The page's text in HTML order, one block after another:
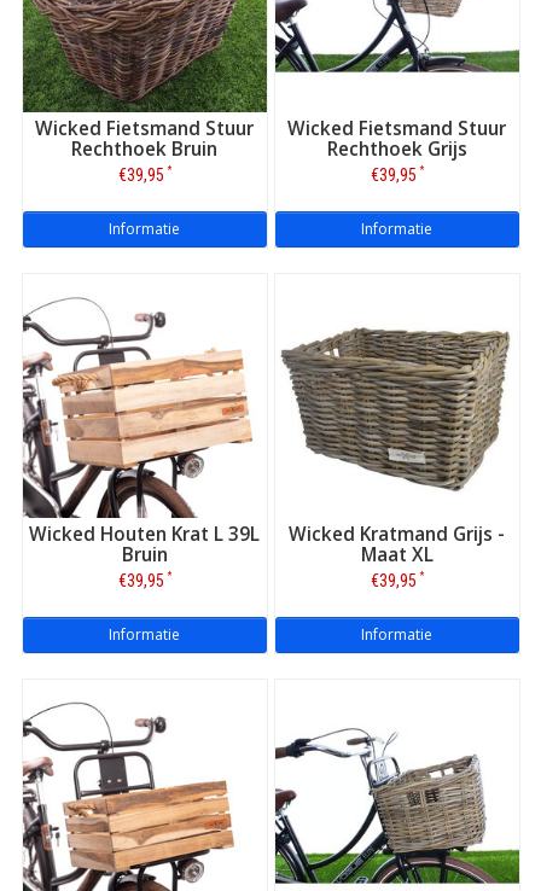
Wicked Fietsmand Stuur
Rechthoek Bruin
€39,95 *
Informatie
Wicked Fietsmand Stuur
Rechthoek Grijs
€39,95 *
Informatie
Wicked Houten Krat L 39L
Bruin
€39,95 *
Informatie
Wicked Kratmand Grijs -
Maat XL
€39,95 *
Informatie